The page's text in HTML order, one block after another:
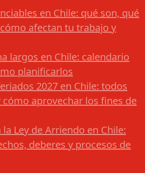
en Chile: qué son, qué
afectan tu trabajo y
largos en Chile: calendario
planificarlos
2027 en Chile: todos
cómo aprovechar los fines de
Ley de Arriendo en Chile:
deberes y procesos de